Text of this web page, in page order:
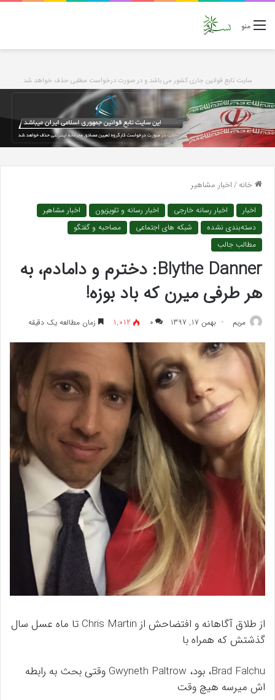
منو
سایت تابع قوانین جاری کشور می باشد و در صورت درخواست مطلبی حذف خواهد شد
خانه/اخبار مشاهیر
اخبار اخبار رسانه خارجی اخبار رسانه و تلویزیون
اخبار مشاهیر
دسته‌بندی نشده
شبکه های اجتماعی
مصاحبه و گفتگو
مطالب جالب
Blythe Danner: دخترم و دامادم، به
هر طرفی میرن که باد بوزه!
مريم بهمن 17, 1397 ۰ 1,012 زمان مطالعه یک دقیقه
از طلاق آگاهانه و افتضاحش از Chris Martin تا ماه عسل سال
گذشتش که همراه با
Brad Falchu، بود، Gwyneth Paltrow وقتی بحث به رابطه
اش میرسه هیچ وقت